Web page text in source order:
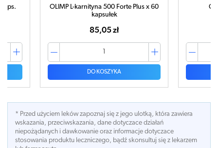
OLIMP L-karnityna 500 Forte Plus x 60
kapsułek
85,05 zł
DO KOSZYKA
* Przed użyciem leków zapoznaj się z jego ulotką, która zawiera
wskazania, przeciwskazania, dane dotyczace działań
niepożądanych i dawkowanie oraz informacje dotyczace
stosowania produktu leczniczego, bądź skonsultuj się z lekarzem